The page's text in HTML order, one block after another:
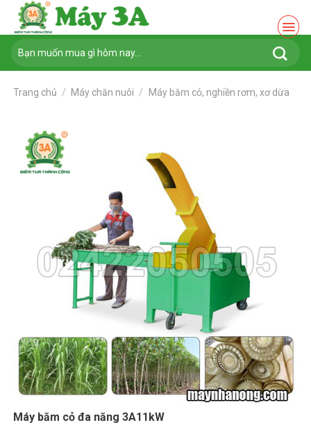
Chuyển
nội
dung
Tìm
kiếm:
Trang chủ / Máy chăn nuôi / Máy băm cỏ, nghiền rơm, xơ dừa
Máy băm cỏ đa năng 3A11kW